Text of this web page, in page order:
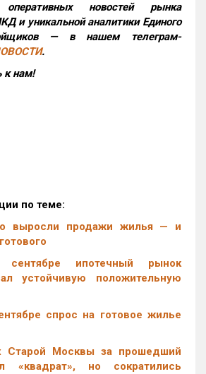
новостей рынка
и уникальной аналитики Единого
— в нашем телеграм-
.
к нам!
по теме:
выросли продажи жилья — и
ипотечный рынок
устойчивую положительную
спрос на готовое жилье
Старой Москвы за прошедший
«квадрат», но сократились